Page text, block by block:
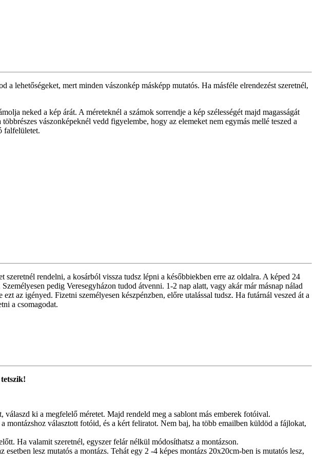
lehetőségeket, mert minden vászonkép másképp mutatós. Ha másféle elrendezést szeretnél,
neked a kép árát. A méreteknél a számok sorrendje a kép szélességét majd magasságát
vászonképeknél vedd figyelembe, hogy az elemeket nem egymás mellé teszed a
falfelületet.
rendelni, a kosárból vissza tudsz lépni a későbbiekben erre az oldalra. A képed 24
pedig Veresegyházon tudod átvenni. 1-2 nap alatt, vagy akár már másnap nálad
az igényed. Fizetni személyesen készpénzben, előre utalással tudsz. Ha futárnál veszed át a
a csomagodat.
ki a megfelelő méretet. Majd rendeld meg a sablont más emberek fotóival.
választott fotóid, és a kért feliratot. Nem baj, ha több emailben küldöd a fájlokat,
Ha valamit szeretnél, egyszer felár nélkül módosíthatsz a montázson.
lesz mutatós a montázs. Tehát egy 2 -4 képes montázs 20x20cm-ben is mutatós lesz,